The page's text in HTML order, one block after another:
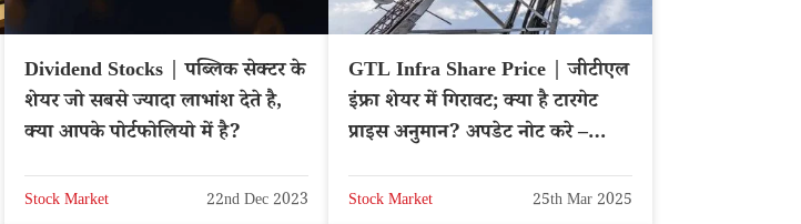
Dividend Stocks | पब्लिक सेक्टर के
शेयर जो सबसे ज्यादा लाभांश देते है,
क्या आपके पोर्टफोलियो में है?
Stock Market 22nd Dec 2023
GTL Infra Share Price | जीटीएल
इंफ्रा शेयर में गिरावट; क्या है टारगेट
प्राइस अनुमान? अपडेट नोट करे –
Stock Market 25th Mar 2025